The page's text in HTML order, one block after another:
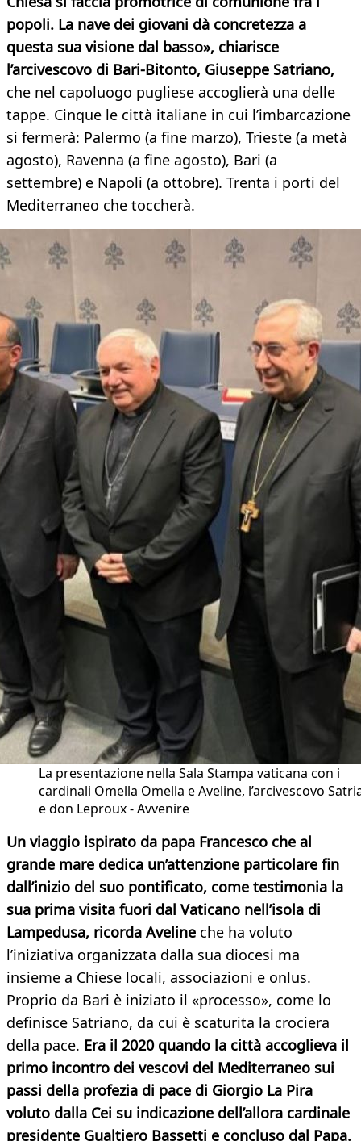
popoli. La nave dei giovani dà concretezza a
questa sua visione dal basso», chiarisce
l’arcivescovo di Bari-Bitonto, Giuseppe Satriano,
che nel capoluogo pugliese accoglierà una delle
tappe. Cinque le città italiane in cui l’imbarcazione
si fermerà: Palermo (a fine marzo), Trieste (a metà
agosto), Ravenna (a fine agosto), Bari (a
settembre) e Napoli (a ottobre). Trenta i porti del
Mediterraneo che toccherà.
La presentazione nella Sala Stampa vaticana con i
cardinali Omella Omella e Aveline, l’arcivescovo
e don Leproux - Avvenire
Un viaggio ispirato da papa Francesco che al
grande mare dedica un’attenzione particolare fin
dall’inizio del suo pontificato, come testimonia la
sua prima visita fuori dal Vaticano nell’isola di
Lampedusa, ricorda Aveline che ha voluto
l’iniziativa organizzata dalla sua diocesi ma
insieme a Chiese locali, associazioni e onlus.
Proprio da Bari è iniziato il «processo», come lo
definisce Satriano, da cui è scaturita la crociera
della pace. Era il 2020 quando la città accoglieva il
primo incontro dei vescovi del Mediterraneo sui
passi della profezia di pace di Giorgio La Pira
voluto dalla Cei su indicazione dell’allora cardinale
presidente Gualtiero Bassetti e concluso dal Papa.